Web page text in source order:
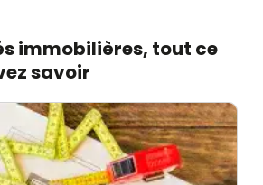
immobilières, tout ce
savoir